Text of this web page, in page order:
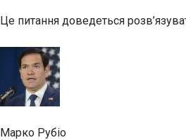
Це питання доведеться
Марко Рубіо